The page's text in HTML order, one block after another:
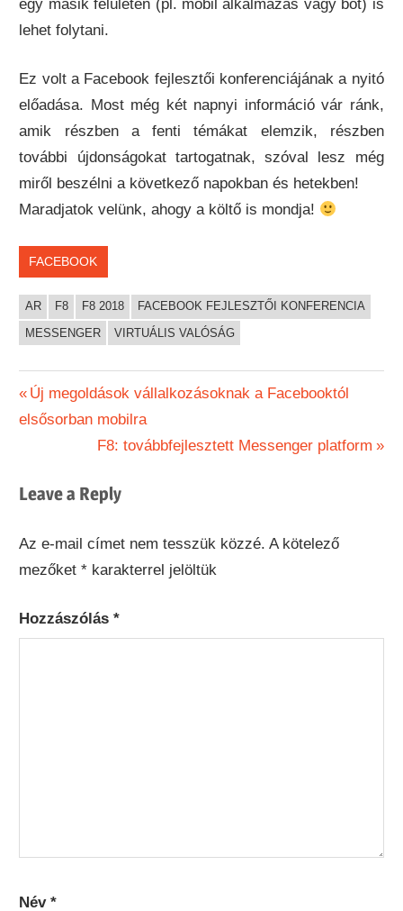
egy másik felületen (pl. mobil alkalmazás vagy bot) is
lehet folytani.
Ez volt a Facebook fejlesztői konferenciájának a nyitó
előadása. Most még két napnyi információ vár ránk,
amik részben a fenti témákat elemzik, részben
további újdonságokat tartogatnak, szóval lesz még
miről beszélni a következő napokban és hetekben!
Maradjatok velünk, ahogy a költő is mondja!
FACEBOOK
AR F8 F8 2018
FACEBOOK FEJLESZTŐI KONFERENCIA
MESSENGER
VIRTUÁLIS VALÓSÁG
Bejegyzés
navigáció
Previous
Post:
Új megoldások vállalkozásoknak a Facebooktól
elsősorban mobilra
Next
F8: továbbfejlesztett Messenger platform
Leave a Reply
Az e-mail címet nem tesszük közzé. A kötelező
mezőket* karakterrel jelöltük
Hozzászólás*
Név*